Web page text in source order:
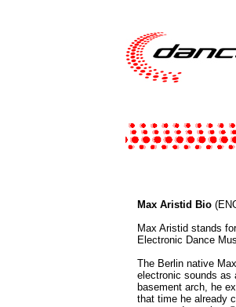
Max Aristid Bio
Max Aristid stands
Electronic Dance
The Berlin native
electronic sounds as
basement arch, he
that time he already